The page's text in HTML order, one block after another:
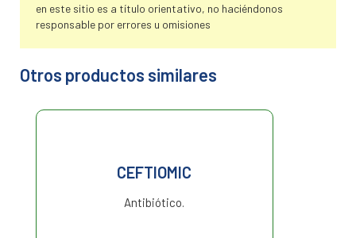
en este sitio es a título orientativo, no haciéndonos
responsable por errores u omisiones
Otros productos similares
Antibiótico de amplio espectro